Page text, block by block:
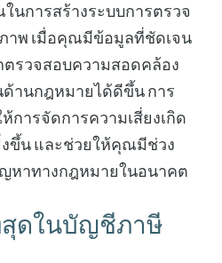
การสร้างระบบการตรวจ
าพ เมื่อคุณมีข้อมูลที่ชัดเจน
รวจสอบความสอดคล้อง
านกฎหมายได้ดีขึ้น การ
การจัดการความเสี่ยงเกิด
ขึ้น และช่วยให้คุณมีช่วง
หาทางกฎหมายในอนาคต
ดในบัญชีภาษี